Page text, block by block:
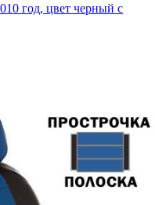
год, цвет черный с